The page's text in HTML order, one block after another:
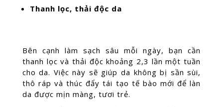
Thanh lọc, thải độc da
Bên cạnh làm sạch sâu mỗi ngày, bạn cần
thanh lọc và thải độc khoảng 2,3 lần một tuần
cho da. Việc này sẽ giúp da không bị sần sùi,
thô ráp và thúc đẩy tái tạo tế bào mới để làn
da được mịn màng, tươi trẻ.